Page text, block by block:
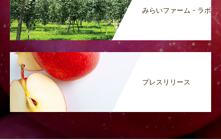
みらいファーム・ラボ
プレスリリース